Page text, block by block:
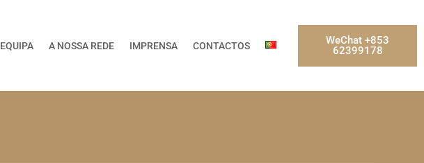
EQUIPA A NOSSA REDE IMPRENSA CONTACTOS
WeChat +853
62399178